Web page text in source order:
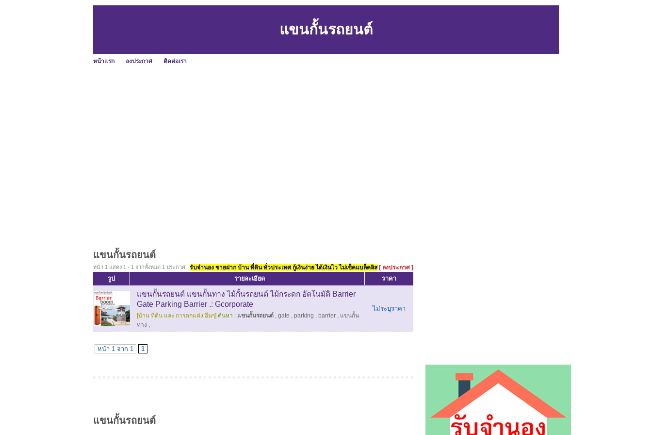
แขนกั้นรถยนต์
หน้าแรก ลงประกาศ ติดต่อเรา
แขนกั้นรถยนต์
หน้า 1 แสดง 1 - 1 จากทั้งหมด 1 ประกาศ รับจำนอง ขายฝาก บ้าน ที่ดิน ทั่วประเทศ กู้เงินง่าย ได้เงินไว ไม่เช็คแบล็คลิส [ ลงประกาศ ]
รูป รายละเอียด ราคา
แขนกั้นรถยนต์ แขนกั้นทาง ไม้กั้นรถยนต์ ไม้กระดก อัตโนมัติ Barrier
Gate Parking Barrier .: Gcorporate
[บ้าน ที่ดิน และ การตกแต่ง อื่นๆ] ค้นหา : แขนกั้นรถยนต์ , gate , parking , barrier , แขนกั้น
ทาง ,
ไม่ระบุราคา
หน้า 1 จาก 1 1
แขนกั้นรถยนต์